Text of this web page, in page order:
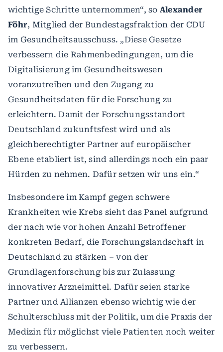
wichtige Schritte unternommen“, so Alexander
Föhr, Mitglied der Bundestagsfraktion der CDU
im Gesundheitsausschuss. „Diese Gesetze
verbessern die Rahmenbedingungen, um die
Digitalisierung im Gesundheitswesen
voranzutreiben und den Zugang zu
Gesundheitsdaten für die Forschung zu
erleichtern. Damit der Forschungsstandort
Deutschland zukunftsfest wird und als
gleichberechtigter Partner auf europäischer
Ebene etabliert ist, sind allerdings noch ein paar
Hürden zu nehmen. Dafür setzen wir uns ein.“
Insbesondere im Kampf gegen schwere
Krankheiten wie Krebs sieht das Panel aufgrund
der nach wie vor hohen Anzahl Betroffener
konkreten Bedarf, die Forschungslandschaft in
Deutschland zu stärken – von der
Grundlagenforschung bis zur Zulassung
innovativer Arzneimittel. Dafür seien starke
Partner und Allianzen ebenso wichtig wie der
Schulterschluss mit der Politik, um die Praxis der
Medizin für möglichst viele Patienten noch weiter
zu verbessern.